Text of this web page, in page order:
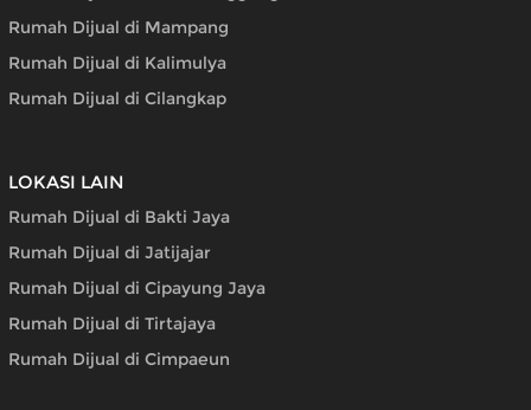
Rumah Dijual di Mampang
Rumah Dijual di Kalimulya
Rumah Dijual di Cilangkap
LOKASI LAIN
Rumah Dijual di Bakti Jaya
Rumah Dijual di Jatijajar
Rumah Dijual di Cipayung Jaya
Rumah Dijual di Tirtajaya
Rumah Dijual di Cimpaeun